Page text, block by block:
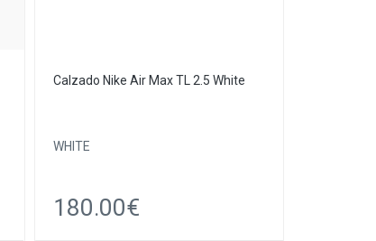
Calzado Nike Air Max TL 2.5 White
WHITE
180.00€